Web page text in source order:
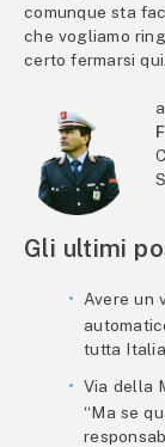
comunque sta
che vogliamo
certo fermarsi qui.
Gli ultimi
Avere un
tutta Italia
Via della
“Ma se